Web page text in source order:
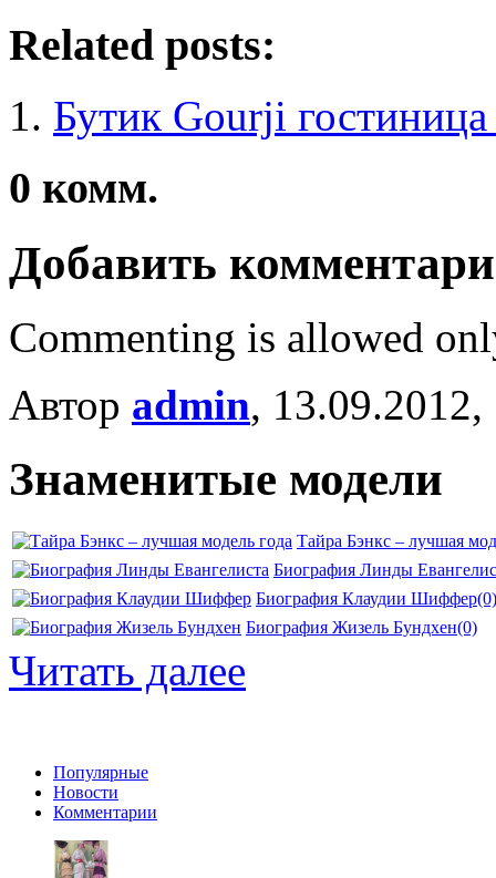
Related posts:
Бутик Gourji
0 комм.
Добавить
Commenting is allowed
Автор admin,
Знаменитые модели
Тайра Бэнкс – лучшая
Биография Линды
Биография Клаудии Шиффер(0)
Биография Жизель Бундхен(0)
Читать далее
Популярные
Новости
Комментарии